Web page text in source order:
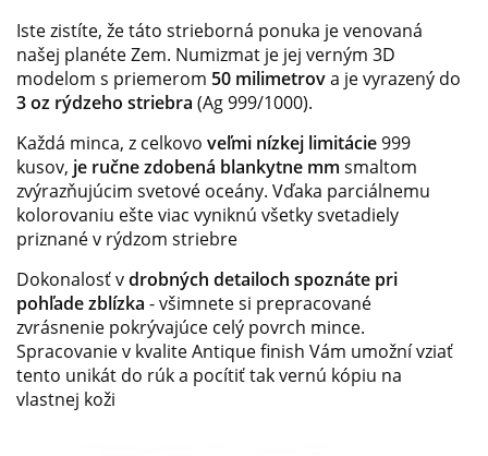
Iste zistíte, že táto strieborná ponuka je venovaná
našej planéte Zem. Numizmat je jej verným 3D
modelom s priemerom 50 milimetrova je vyrazený do
3 oz rýdzeho striebra (Ag 999/1000).
Každá minca, z celkovo veľmi nízkej limitácie999
kusov, je ručne zdobená blankytne mm smaltom
zvýrazňujúcim svetové oceány. Vďaka parciálnemu
kolorovaniu ešte viac vyniknú všetky svetadiely
priznané v rýdzom striebre
Dokonalosť vdrobných detailoch spoznáte pri
pohľade zblízka - všimnete si prepracované
zvrásnenie pokrývajúce celý povrch mince.
Spracovanie v kvalite Antique finish Vám umožní vziať
tento unikát do rúk a pocítiť tak vernú kópiu na
vlastnej koži